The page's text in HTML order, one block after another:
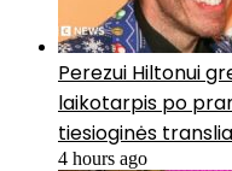
Perezui Hiltonui
laikotarpis po
tiesioginės
4 hours ago